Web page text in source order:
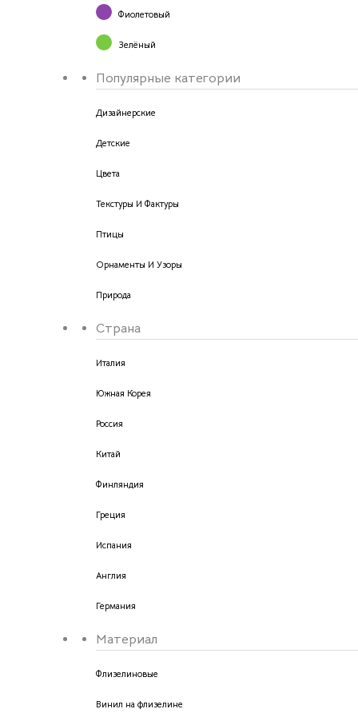
Фиолетовый
Зелёный
Популярные категории
Дизайнерские
Детские
Цвета
Текстуры И Фактуры
Птицы
Орнаменты И Узоры
Природа
Страна
Италия
Южная Корея
Россия
Китай
Финляндия
Греция
Испания
Англия
Германия
Материал
Флизелиновые
Винил на флизелине